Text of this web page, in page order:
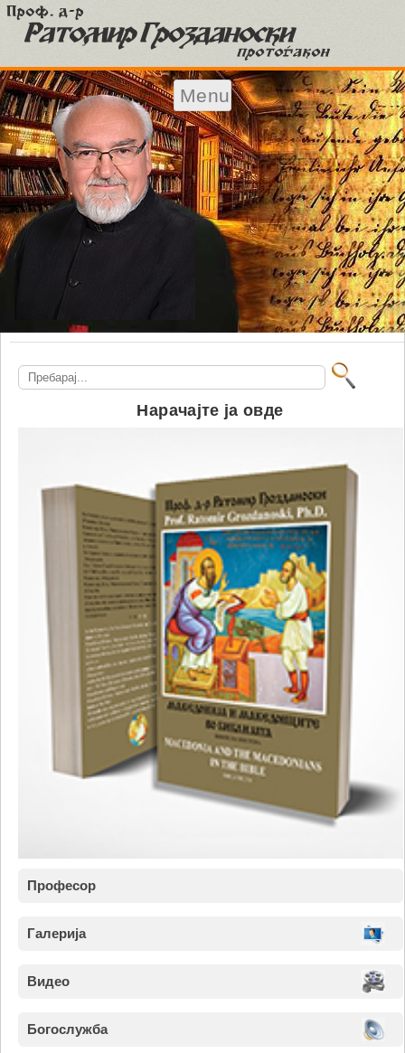
Menu
Skip to content
Search
for:
Нарачајте ја овде
Професор
Галерија
Видео
Богослужба